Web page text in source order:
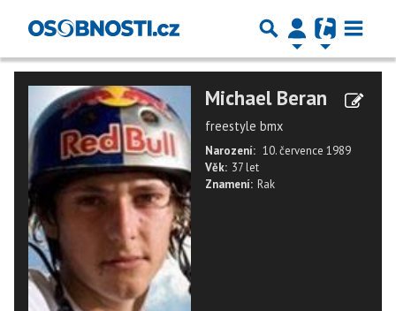
Michael Beran
freestyle bmx
Narození: 10. července 1989
Věk: 37 let
Znamení: Rak